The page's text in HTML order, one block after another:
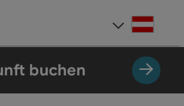
buchen